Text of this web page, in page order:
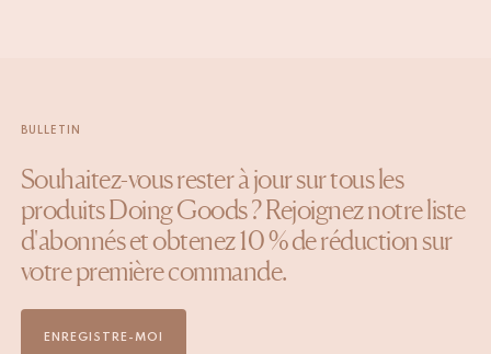
BULLETIN
Souhaitez-vous rester à jour sur tous les
produits Doing Goods ? Rejoignez notre liste
d'abonnés et obtenez 10 % de réduction sur
votre première commande.
ENREGISTRE-MOI